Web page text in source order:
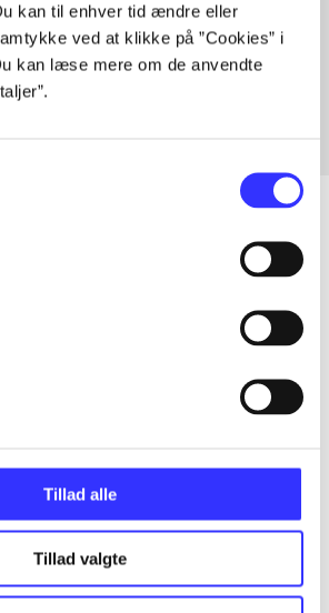
kan til enhver tid ændre eller
ved at klikke på ”Cookies” i
kan læse mere om de anvendte
Tillad alle
Tillad valgte
emner